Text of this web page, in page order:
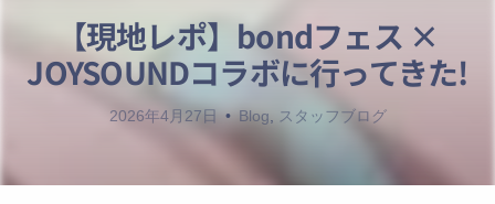
【現地レポ】bondフェス ×
JOYSOUNDコラボに行ってきた!
2026年4月27日 Blog, スタッフブログ
ニュース